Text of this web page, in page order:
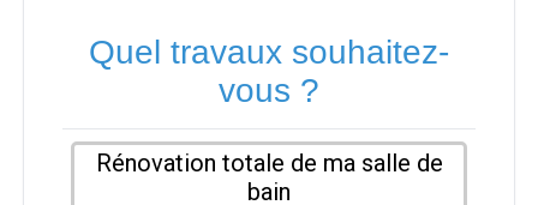
Quel travaux souhaitez-
vous ?
Rénovation totale de ma salle de
bain